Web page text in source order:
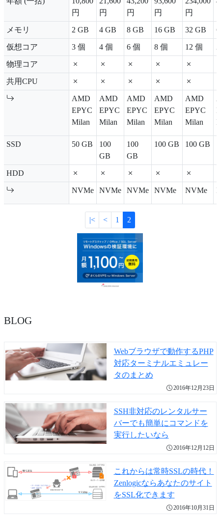
円
円
円
円
円
メモリ 2 GB 4 GB 8 GB 16 GB 32 GB
仮想コア 3 個 4 個 6 個 8 個 12 個
物理コア
共用CPU
AMD
EPYC
Milan
AMD
EPYC
Milan
AMD
EPYC
Milan
AMD
EPYC
Milan
AMD
EPYC
Milan
SSD 50 GB
100
GB
100
GB
100 GB 100 GB
HDD
NVMe NVMe NVMe NVMe NVMe
|< < 1 2
BLOG
Webブラウザで動作するPHP
対応ターミナルエミュレー
タのまとめ
2016年12月23日
SSH非対応のレンタルサー
バーでも簡単にコマンドを
実行したいなら
2016年12月12日
これからは常時SSLの時代！
Zenlogicならあなたのサイト
をSSL化できます
2016年10月31日